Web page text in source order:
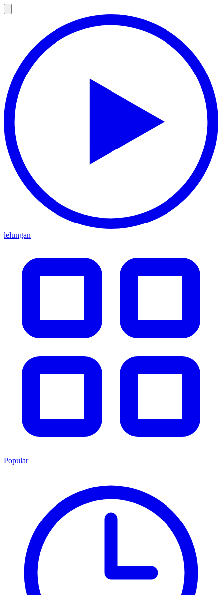
lelungan
Popular